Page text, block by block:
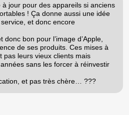
jour pour des appareils si anciens
! Ça donne aussi une idée
et donc encore
bon pour l’image d’Apple,
de ses produits. Ces mises à
pas leurs vieux clients mais
sans les forcer à réinvestir
et pas très chère… ???